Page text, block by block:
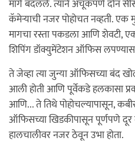
मार्ग बदलले. त्याने अचूकपणे दोन
कॅमेऱ्याची नजर पोहोचत नव्हती.
मागचा रस्ता पकडला आणि शेवटी,
शिपिंग डॉक्युमेंटेशन ऑफिस
ते जेव्हा त्या जुन्या ऑफिसच्या बंद
आली होती आणि पूर्वेकडे हलकासा
आणि... ते तिथे पोहोचल्यापासून,
ऑफिसच्या खिडकीपासून पूर्णपणे दूर
हालचालीवर नजर ठेवून उभा होता.